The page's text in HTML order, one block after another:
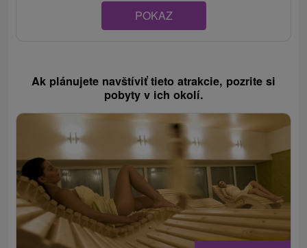
POKAZ
Ak plánujete navštíviť tieto atrakcie, pozrite si
pobyty v ich okolí.